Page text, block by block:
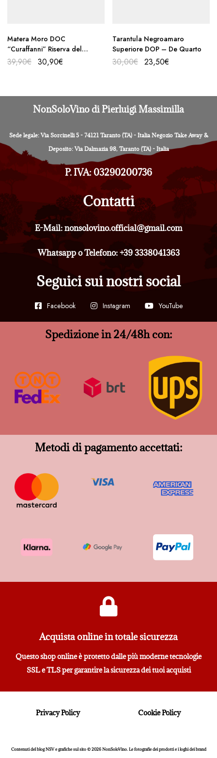
Matera Moro DOC
“Curaffanni” Riserva del
Fondatore – Battifarano
39,90€ 30,90€
Tarantula Negroamaro
Superiore DOP – De Quarto
30,00€ 23,50€
NonSoloVino di Pierluigi Massimilla
Sede legale: Via Sorcinelli 5 - 74121 Taranto (TA) - Italia Negozio Take Away &
Deposito: Via Dalmazia 98, Taranto (TA) - Italia
P. IVA: 03290200736
Contatti
E-Mail: nonsolovino.official@gmail.com
Whatsapp o Telefono: +39 3338041363
Seguici sui nostri social
Facebook Instagram YouTube
Spedizione in 24/48h con:
Metodi di pagamento accettati:
Acquista online in totale sicurezza
Questo shop online è protetto dalle più moderne tecnologie
SSL e TLS per garantire la sicurezza dei tuoi acquisti
Privacy Policy Cookie Policy
Contenuti del blog NSV e grafiche sul sito © 2026 NonSoloVino. Le fotografie dei prodotti e i loghi dei brand